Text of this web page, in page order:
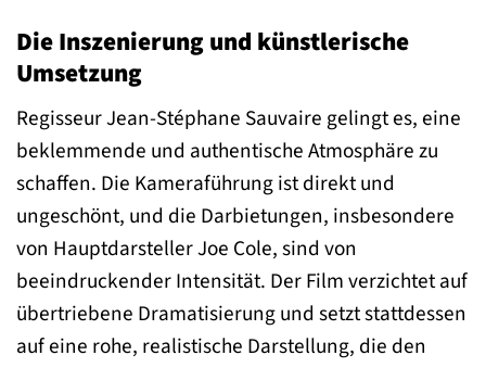
Die Inszenierung und künstlerische
Umsetzung
Regisseur Jean-Stéphane Sauvaire gelingt es, eine
beklemmende und authentische Atmosphäre zu
schaffen. Die Kameraführung ist direkt und
ungeschönt, und die Darbietungen, insbesondere
von Hauptdarsteller Joe Cole, sind von
beeindruckender Intensität. Der Film verzichtet auf
übertriebene Dramatisierung und setzt stattdessen
auf eine rohe, realistische Darstellung, die den